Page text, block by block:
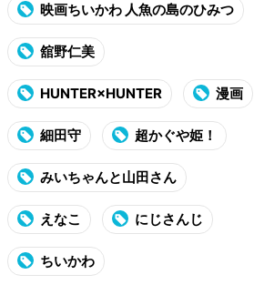
映画ちいかわ 人魚の島のひみつ
舘野仁美
HUNTER×HUNTER 漫画
細田守 超かぐや姫！
みいちゃんと山田さん
えなこ にじさんじ
ちいかわ